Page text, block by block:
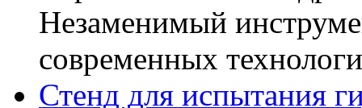
Стенд для испытания